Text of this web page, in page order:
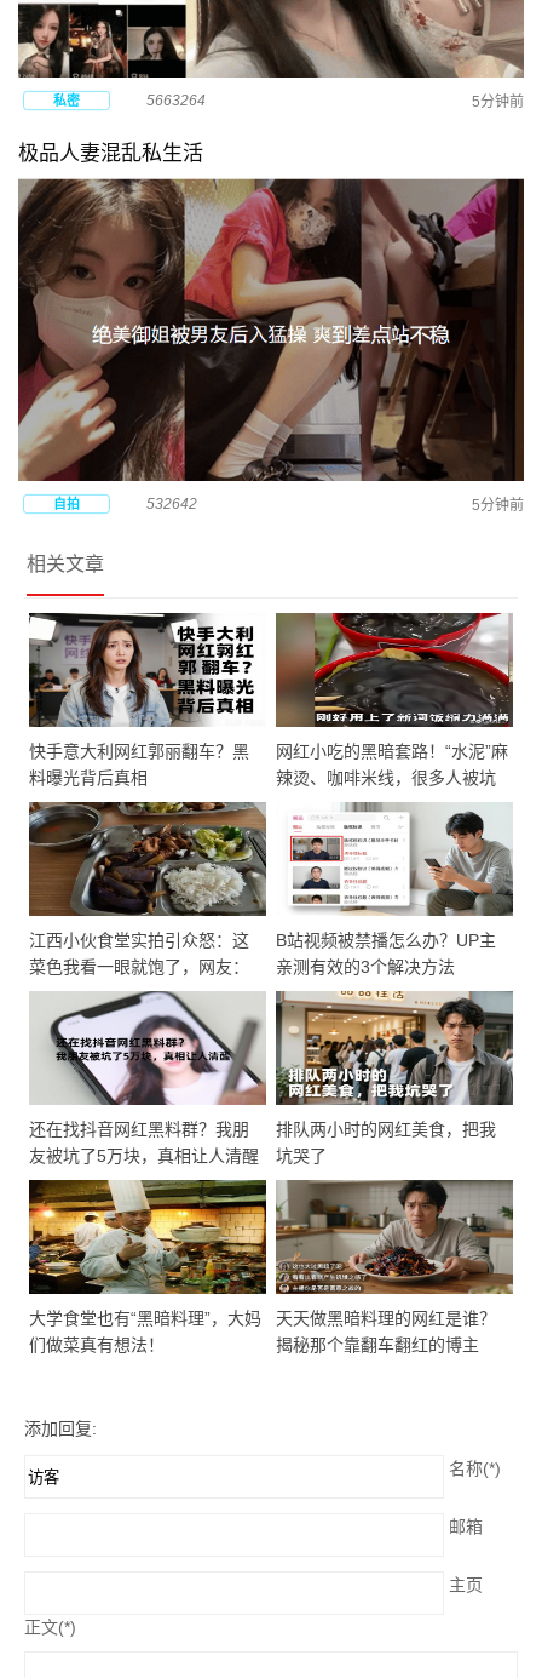
私密 5663264 5分钟前
极品人妻混乱私生活
自拍 532642 5分钟前
相关文章
快手意大利网红郭丽翻车？黑
料曝光背后真相
网红小吃的黑暗套路！“水泥”麻
辣烫、咖啡米线，很多人被坑
江西小伙食堂实拍引众怒：这
菜色我看一眼就饱了，网友：
点外卖是最后的倔强！
B站视频被禁播怎么办？UP主
亲测有效的3个解决方法
还在找抖音网红黑料群？我朋
友被坑了5万块，真相让人清醒
排队两小时的网红美食，把我
坑哭了
大学食堂也有“黑暗料理”，大妈
们做菜真有想法！
天天做黑暗料理的网红是谁？
揭秘那个靠翻车翻红的博主
添加回复:
名称(*)
邮箱
主页
正文(*)